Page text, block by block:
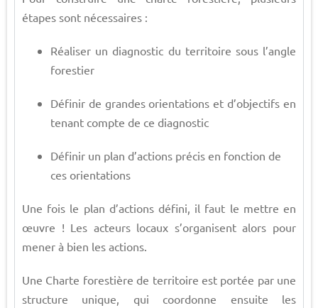
étapes sont nécessaires :
Réaliser un diagnostic du territoire sous l’angle
forestier
Définir de grandes orientations et d’objectifs en
tenant compte de ce diagnostic
Définir un plan d’actions précis en fonction de
ces orientations
Une fois le plan d’actions défini, il faut le mettre en
œuvre ! Les acteurs locaux s’organisent alors pour
mener à bien les actions.
Une Charte forestière de territoire est portée par une
structure unique, qui coordonne ensuite les